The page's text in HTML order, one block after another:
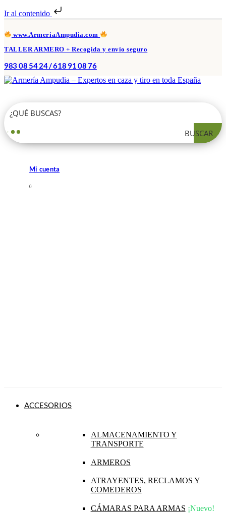
Ir al contenido
www.ArmeriaAmpudia.com
TALLER ARMERO + Recogida y envío seguro
983 08 54 24 / 618 91 08 76
BUSCAR
Mi cuenta
0
ACCESORIOS
ALMACENAMIENTO Y
TRANSPORTE
ARMEROS
ATRAYENTES, RECLAMOS Y
COMEDEROS
CÁMARAS PARA ARMAS ¡Nuevo!